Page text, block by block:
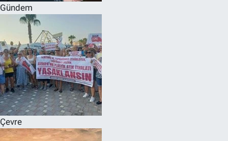
Gündem
Çevre